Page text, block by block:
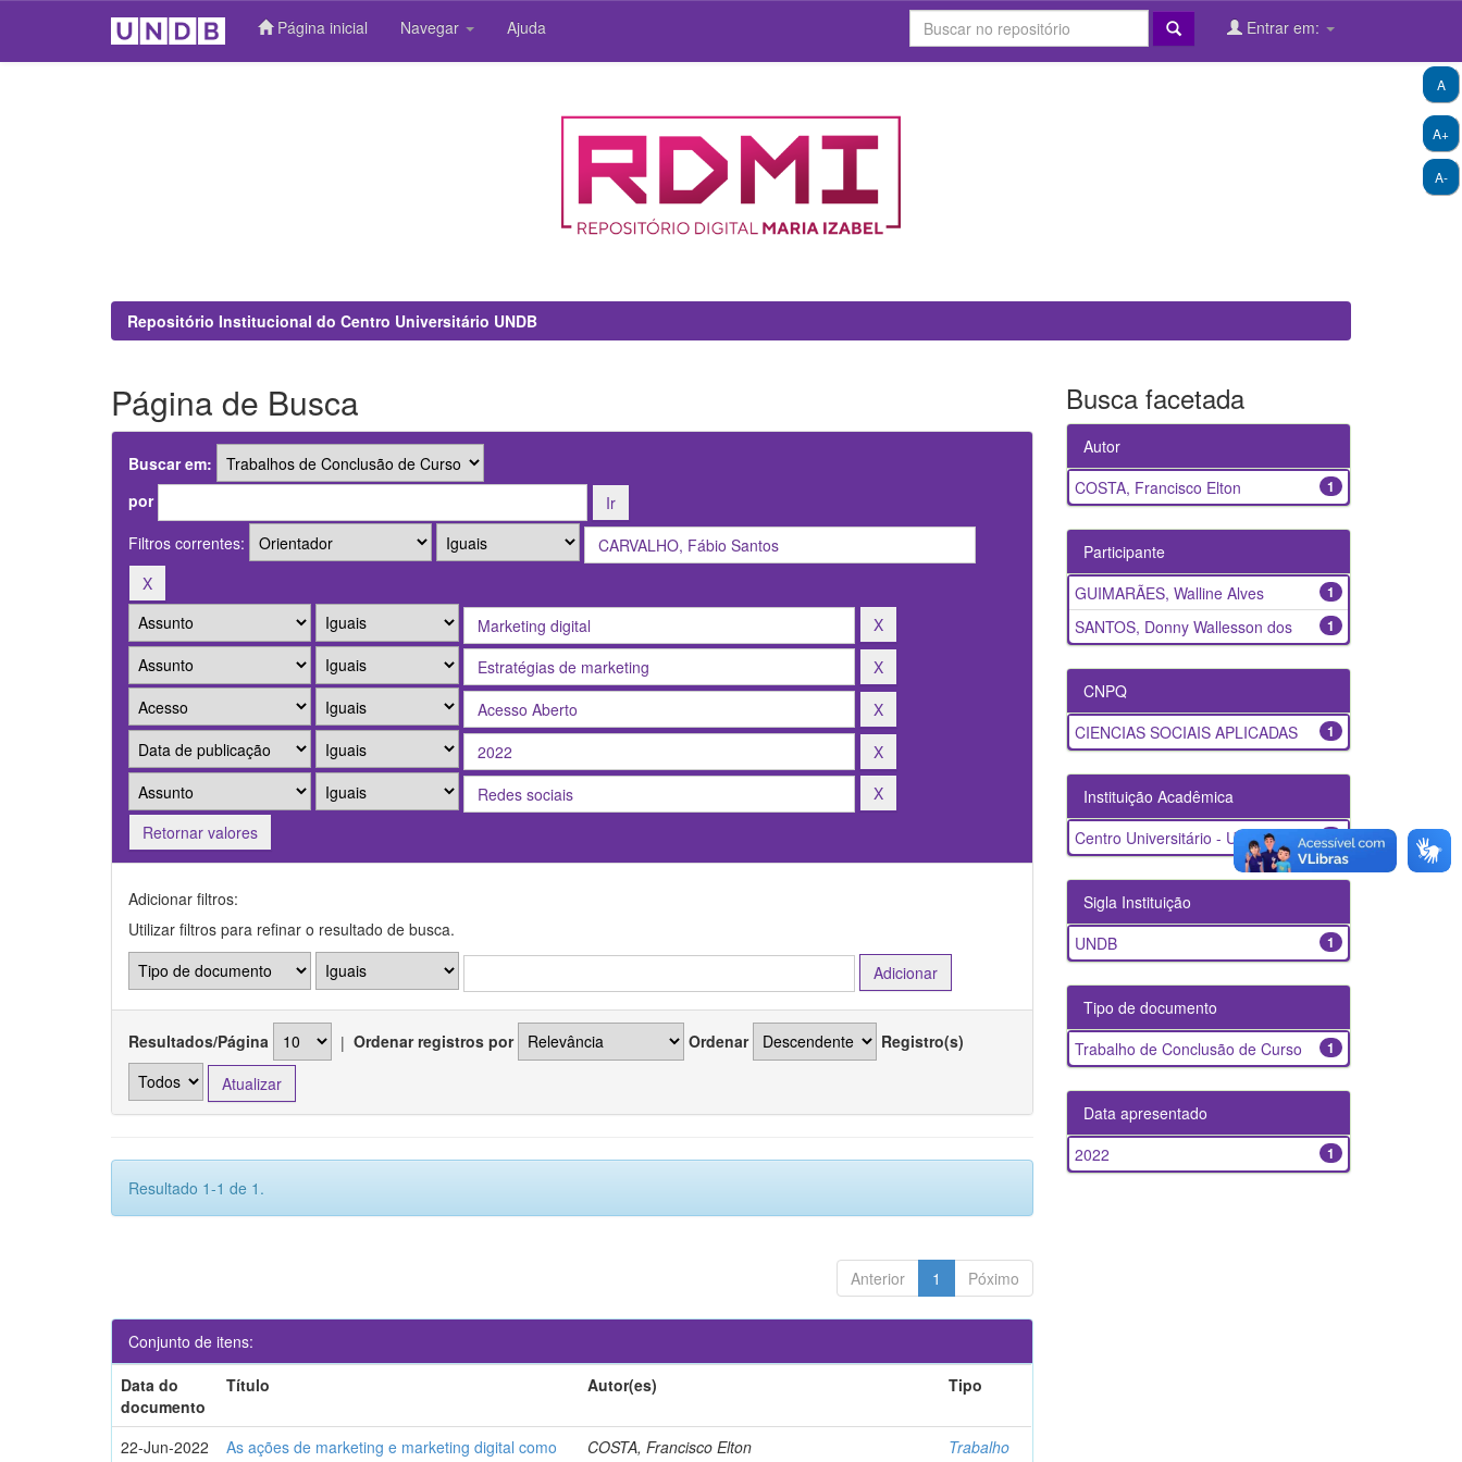
Página inicial Navegar Ajuda Entrar em:
A+
A-
A
Repositório Institucional do Centro Universitário UNDB
Página de Busca
Buscar em:
por
Filtros correntes:
Retornar valores
Adicionar filtros:
Utilizar filtros para refinar o resultado de busca.
Resultados/Página | Ordenar registros por Ordenar Registro(s)
Resultado 1-1 de 1.
Anterior 1 Póximo
Conjunto de itens:
Data do
documento
Título Autor(es) Tipo
22-Jun-2022
As ações de marketing e marketing digital como
COSTA, Francisco Elton
Trabalho
Busca facetada
Autor
1
COSTA, Francisco Elton
Participante
1
GUIMARÃES, Walline Alves
1
SANTOS, Donny Wallesson dos
CNPQ
1
CIENCIAS SOCIAIS APLICADAS
Instituição Acadêmica
1
Centro Universitário - UNDB
Sigla Instituição
1
UNDB
Tipo de documento
1
Trabalho de Conclusão de Curso
Data apresentado
1
2022